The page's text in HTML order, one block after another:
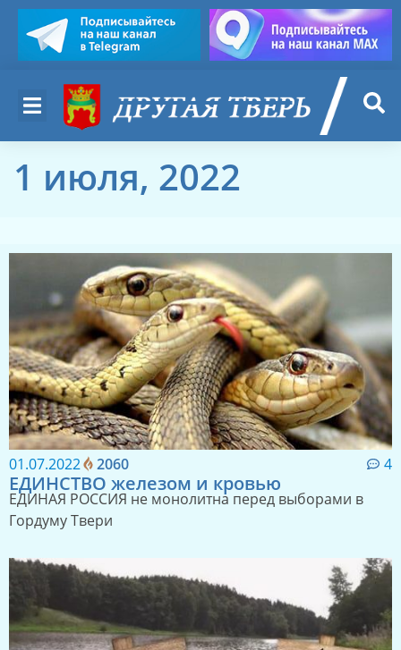
1 июля, 2022
01.07.2022 2060 4
ЕДИНСТВО железом и кровью
ЕДИНАЯ РОССИЯ не монолитна перед выборами в
Гордуму Твери